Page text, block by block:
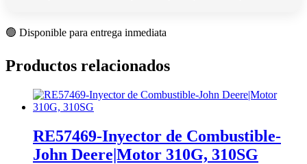
🟢 Disponible para entrega inmediata
Productos relacionados
RE57469-Inyector de Combustible-
John Deere|Motor 310G, 310SG